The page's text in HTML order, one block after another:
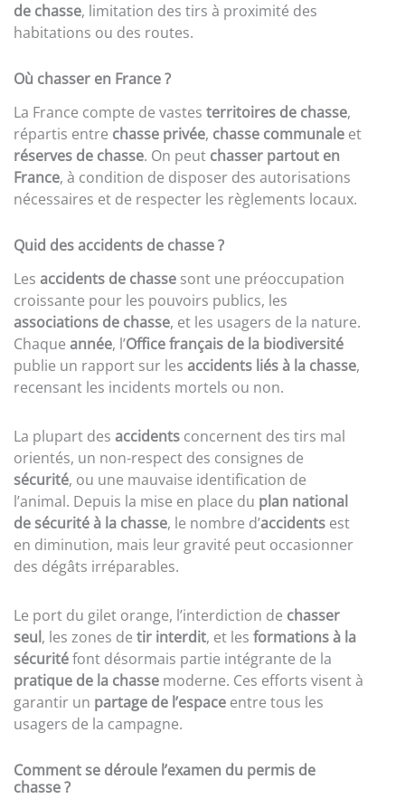
de chasse, limitation des tirs à proximité des
habitations ou des routes.
Où chasser en France ?
La France compte de vastes territoires de chasse,
répartis entre chasse privée, chasse communale et
réserves de chasse. On peut chasser partout en
France, à condition de disposer des autorisations
nécessaires et de respecter les règlements locaux.
Quid des accidents de chasse ?
Les accidents de chasse sont une préoccupation
croissante pour les pouvoirs publics, les
associations de chasse, et les usagers de la nature.
Chaque année, l’Office français de la biodiversité
publie un rapport sur les accidents liés à la chasse,
recensant les incidents mortels ou non.
La plupart des accidents concernent des tirs mal
orientés, un non-respect des consignes de
sécurité, ou une mauvaise identification de
l’animal. Depuis la mise en place du plan national
de sécurité à la chasse, le nombre d’accidents est
en diminution, mais leur gravité peut occasionner
des dégâts irréparables.
Le port du gilet orange, l’interdiction de chasser
seul, les zones de tir interdit, et les formations à la
sécuritéfont désormais partie intégrante de la
pratique de la chasse moderne. Ces efforts visent à
garantir un partage de l’espace entre tous les
usagers de la campagne.
Comment se déroule l’examen du permis de
chasse ?